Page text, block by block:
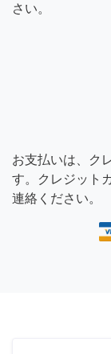
さい。
お支払いは、ク
す。クレジット
連絡ください。